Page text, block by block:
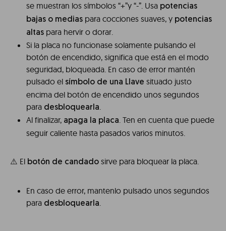
se muestran los símbolos “+”y “-”. Usa potencias
bajas o medias para cocciones suaves, y potencias
altas para hervir o dorar.
Si la placa no funcionase solamente pulsando el
botón de encendido, significa que está en el modo
seguridad, bloqueada. En caso de error mantén
pulsado el símbolo de una Llave situado justo
encima del botón de encendido unos segundos
para desbloquearla.
Al finalizar, apaga la placa. Ten en cuenta que puede
seguir caliente hasta pasados varios minutos.
⚠️ El botón de candado sirve para bloquear la placa.
En caso de error, mantenlo pulsado unos segundos
para desbloquearla.